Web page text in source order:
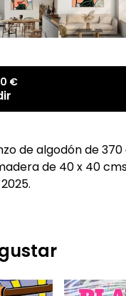
€
de algodón de
de 40 x 40